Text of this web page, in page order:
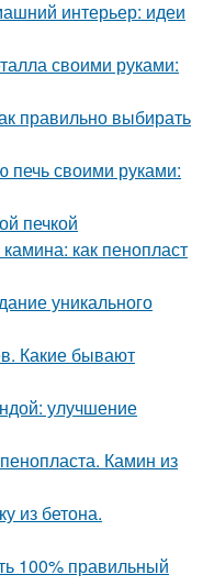
интерьер: идеи
своими руками:
правильно выбирать
своими руками:
печкой
как пенопласт
уникального
Какие бывают
улучшение
Камин из
из бетона.
100% правильный